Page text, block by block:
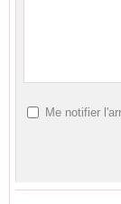
Me notifier